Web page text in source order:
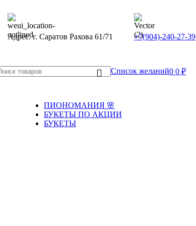
Адрес: г. Саратов Рахова 61/71 +7(904)-240-27-39
Список желаний00₽
ПИОНОМАНИЯ 🌸
БУКЕТЫ ПО АКЦИИ
БУКЕТЫ